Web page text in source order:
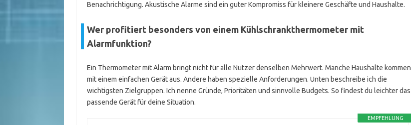
Benachrichtigung. Akustische Alarme sind ein guter Kompromiss für kleinere Geschäfte und Haushalte.
Wer profitiert besonders von einem Kühlschrankthermometer mit
Alarmfunktion?
Ein Thermometer mit Alarm bringt nicht für alle Nutzer denselben Mehrwert. Manche Haushalte kommen
mit einem einfachen Gerät aus. Andere haben spezielle Anforderungen. Unten beschreibe ich die
wichtigsten Zielgruppen. Ich nenne Gründe, Prioritäten und sinnvolle Budgets. So findest du leichter das
passende Gerät für deine Situation.
EMPFEHLUNG